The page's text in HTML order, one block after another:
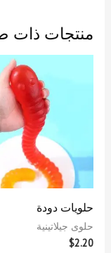
منتجات ذات
حلويات دودة
حلوى جيلاتينية
$2.20